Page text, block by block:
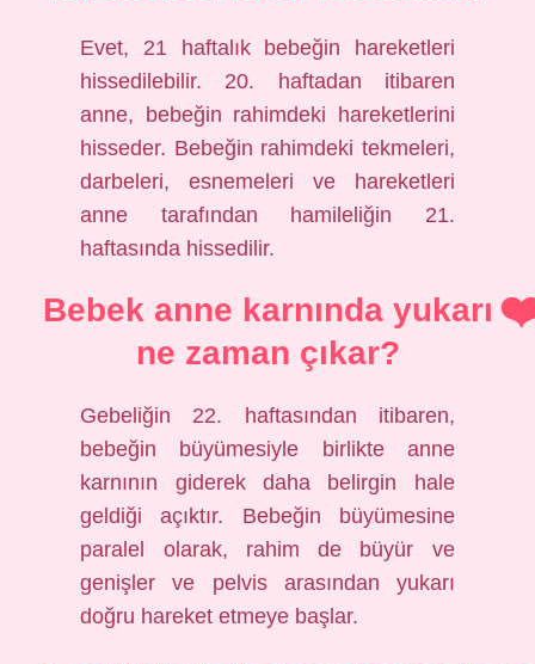
Evet, 21 haftalık bebeğin hareketleri
hissedilebilir. 20. haftadan itibaren
anne, bebeğin rahimdeki hareketlerini
hisseder. Bebeğin rahimdeki tekmeleri,
darbeleri, esnemeleri ve hareketleri
anne tarafından hamileliğin 21.
haftasında hissedilir.
Bebek anne karnında yukarı
ne zaman çıkar?
Gebeliğin 22. haftasından itibaren,
bebeğin büyümesiyle birlikte anne
karnının giderek daha belirgin hale
geldiği açıktır. Bebeğin büyümesine
paralel olarak, rahim de büyür ve
genişler ve pelvis arasından yukarı
doğru hareket etmeye başlar.